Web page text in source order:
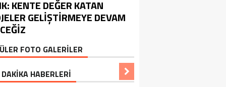
KENTE DEĞER KATAN
GELİŞTİRMEYE DEVAM
FOTO GALERİLER
HABERLERİ